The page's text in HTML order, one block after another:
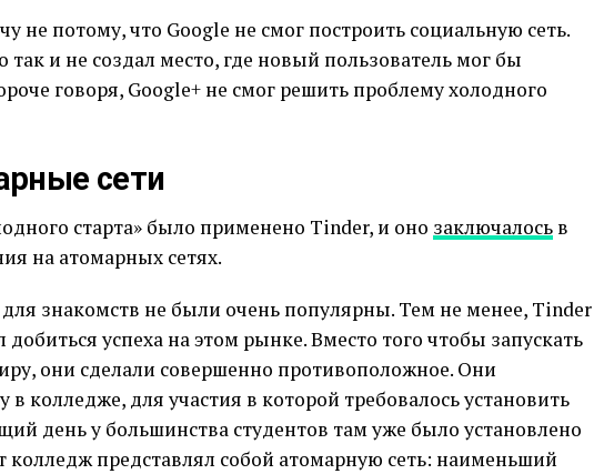
не потому, что Google не смог построить социальную сеть.
так и не создал место, где новый пользователь мог бы
говоря, Google+ не смог решить проблему холодного
сети
старта» было применено Tinder, и оно заключалось в
на атомарных сетях.
знакомств не были очень популярны. Тем не менее, Tinder
успеха на этом рынке. Вместо того чтобы запускать
они сделали совершенно противоположное. Они
в колледже, для участия в которой требовалось установить
день у большинства студентов там уже было установлено
колледж представлял собой атомарную сеть: наименьший